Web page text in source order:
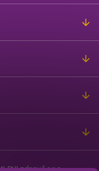
zdravě s.r.o.